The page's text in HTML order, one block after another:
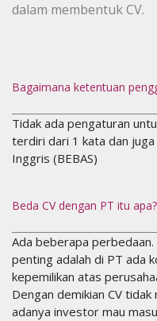
dalam membentuk CV.
Bagaimana ketentuan
Tidak ada pengaturan
terdiri dari 1 kata dan
Inggris (BEBAS)
Beda CV dengan PT itu apa?
Ada beberapa
penting adalah di PT ada
kepemilikan atas
Dengan demikian CV
adanya investor mau